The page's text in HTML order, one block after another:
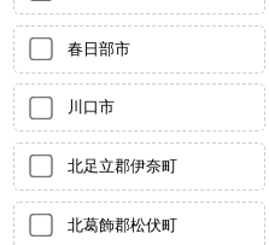
春日部市
川口市
北足立郡伊奈町
北葛飾郡松伏町